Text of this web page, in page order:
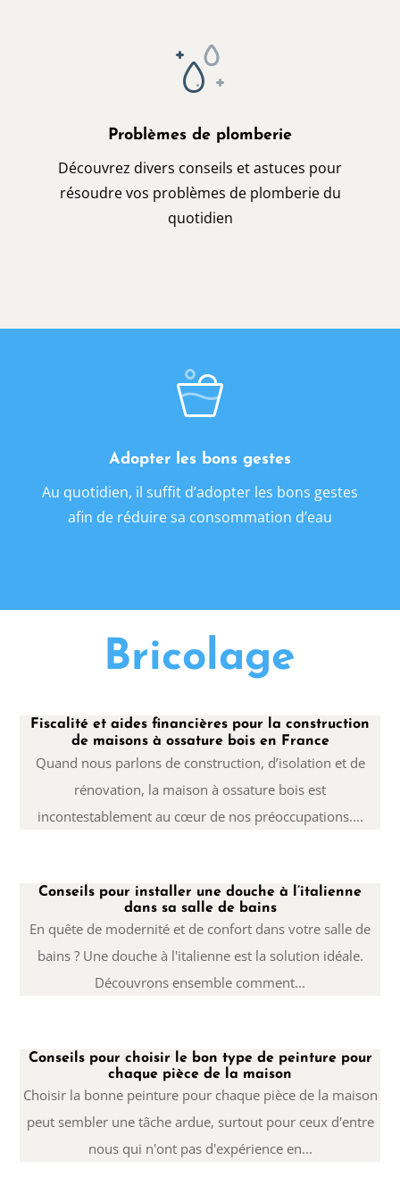
Problèmes de plomberie
Découvrez divers conseils et astuces pour
résoudre vos problèmes de plomberie du
quotidien
Adopter les bons gestes
Au quotidien, il suffit d’adopter les bons gestes
afin de réduire sa consommation d’eau
Bricolage
Fiscalité et aides financières pour la construction
de maisons à ossature bois en France
Quand nous parlons de construction, d’isolation et de
rénovation, la maison à ossature bois est
incontestablement au cœur de nos préoccupations....
Conseils pour installer une douche à l’italienne
dans sa salle de bains
En quête de modernité et de confort dans votre salle de
bains ? Une douche à l'italienne est la solution idéale.
Découvrons ensemble comment...
Conseils pour choisir le bon type de peinture pour
chaque pièce de la maison
Choisir la bonne peinture pour chaque pièce de la maison
peut sembler une tâche ardue, surtout pour ceux d'entre
nous qui n'ont pas d'expérience en...